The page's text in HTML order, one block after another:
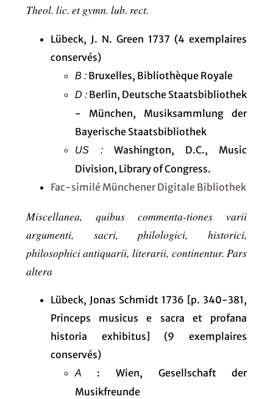
Theol. lic. et gymn. lub. rect.
Lübeck, J. N. Green 1737 (4 exemplaires
conservés)
B :Bruxelles, Bibliothèque Royale
D :Berlin, Deutsche Staatsbibliothek
- München, Musiksammlung der
Bayerische Staatsbibliothek
US :Washington, D.C., Music
Division, Library of Congress.
Fac-similé Münchener Digitale Bibliothek
Miscellanea, quibus commenta-tiones varii
argumenti, sacri, philologici, historici,
philosophici antiquarii, literarii, continentur. Pars
altera
Lübeck, Jonas Schmidt 1736 [p. 340-381,
Princeps musicus e sacra et profana
historia exhibitus] (9 exemplaires
conservés)
A
: Wien, Gesellschaft der
Musikfreunde